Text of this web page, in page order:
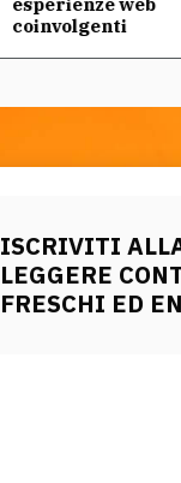
coinvolgenti
ISCRIVITI
LEGGERE
FRESCHI ED